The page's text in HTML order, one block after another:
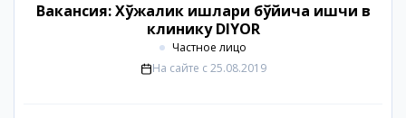
Вакансия: Хўжалик ишлари бўйича ишчи в
клинику DIYOR
Частное лицо
На сайте с 25.08.2019